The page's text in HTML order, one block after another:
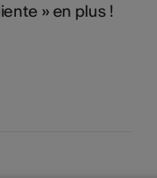
» en plus !